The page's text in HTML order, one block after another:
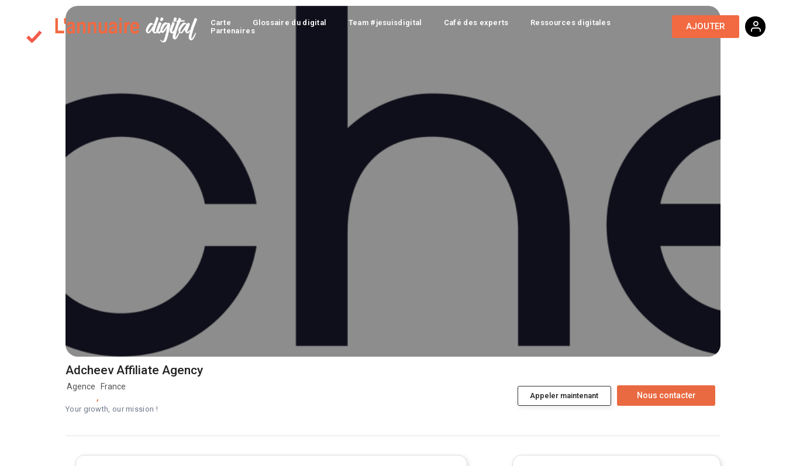
Carte Glossaire du digital Team #jesuisdigital Café des experts
Ressources digitales
Partenaires
AJOUTER
Adcheev Affiliate Agency
Agence
,
France
Your growth, our mission !
Appeler maintenant